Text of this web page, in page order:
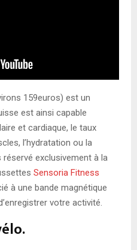
159euros) est un
est ainsi capable
et cardiaque, le taux
l’hydratation ou la
réservé exclusivement à la
Sensoria Fitness
à une bande magnétique
votre activité.